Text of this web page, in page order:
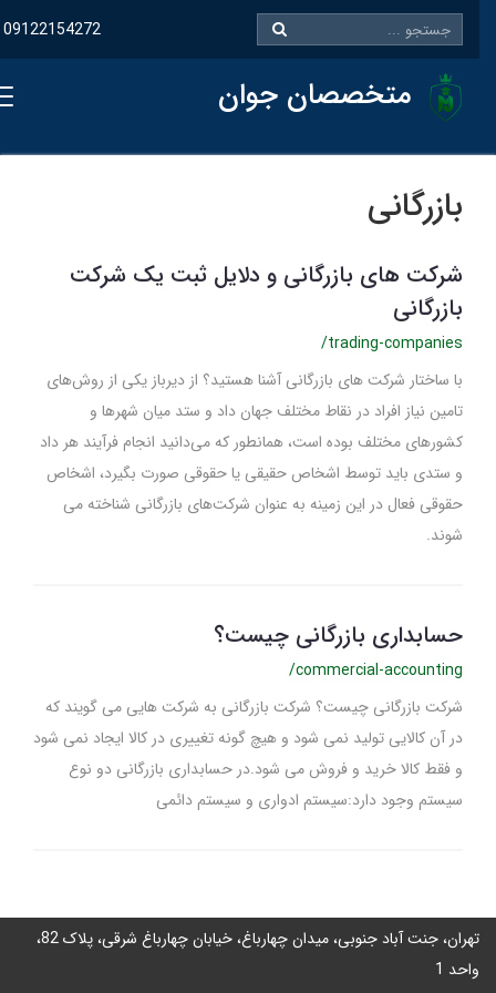
09122154272
متخصصان جوان
بازرگانی
شرکت های بازرگانی و دلایل ثبت یک شرکت
بازرگانی
/trading-companies
با ساختار شرکت های بازرگانی آشنا هستید؟ از دیرباز یکی از روش‌­های
تامین نیاز افراد در نقاط مختلف جهان داد و ستد میان شهرها و
کشورهای مختلف بوده است، همانطور که می‌­دانید انجام فرآیند هر داد
و ستدی باید توسط اشخاص حقیقی یا حقوقی صورت بگیرد، اشخاص
حقوقی فعال در این زمینه به عنوان شرکت‌های بازرگانی شناخته می­‌
شوند.
حسابداری بازرگانی چیست؟
/commercial-accounting
شرکت بازرگانی چیست؟ شرکت بازرگانی به شرکت هایی می گویند که
در آن کالایی تولید نمی شود و هیچ گونه تغییری در کالا ایجاد نمی شود
و فقط کالا خرید و فروش می شود.در حسابداری بازرگانی دو نوع
سیستم وجود دارد:سیستم ادواری و سیستم دائمی
تهران، جنت آباد جنوبی، میدان چهارباغ، خیابان چهارباغ شرقی، پلاک 82،
واحد 1